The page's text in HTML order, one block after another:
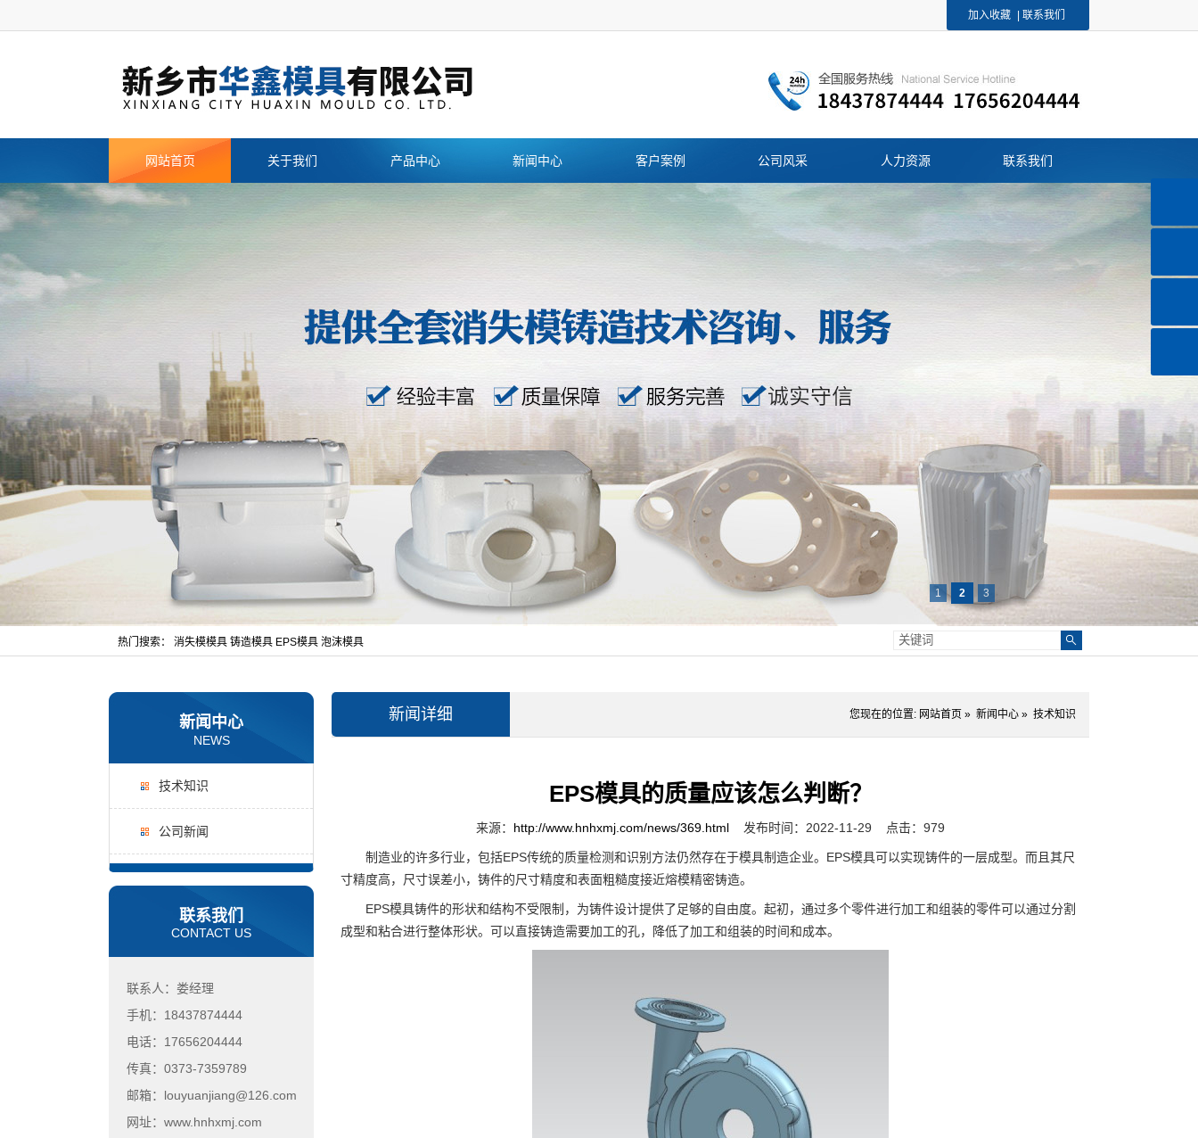
加入收藏 联系我们
网站首页 关于我们 产品中心 新闻中心 客户案例 公司风采 人力资源 联系我们
1 2 3
热门搜索： 消失模模具 铸造模具 EPS模具 泡沫模具
新闻中心
NEWS
技术知识
公司新闻
联系我们
CONTACT US
联系人：娄经理
手机：18437874444
电话：17656204444
传真：0373-7359789
邮箱：louyuanjiang@126.com
网址：www.hnhxmj.com
您现在的位置: 网站首页 » 新闻中心 » 技术知识
新闻详细
EPS模具的质量应该怎么判断？
来源： http://www.hnhxmj.com/news/369.html 发布时间：2022-11-29 点击：979
制造业的许多行业，包括EPS传统的质量检测和识别方法仍然存在于模具制造企业。EPS模具可以实现铸件的一层成型。而且其尺
寸精度高，尺寸误差小，铸件的尺寸精度和表面粗糙度接近熔模精密铸造。
EPS模具铸件的形状和结构不受限制，为铸件设计提供了足够的自由度。起初，通过多个零件进行加工和组装的零件可以通过分割
成型和粘合进行整体形状。可以直接铸造需要加工的孔，降低了加工和组装的时间和成本。